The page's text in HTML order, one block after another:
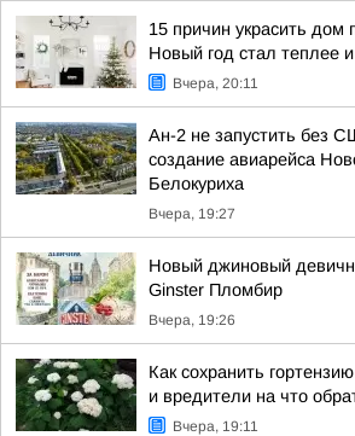
15 причин украсить дом
Новый год стал теплее
Вчера, 20:11
Ан-2 не запустить без
создание авиарейса
Белокуриха
Вчера, 19:27
Новый джиновый
Ginster Пломбир
Вчера, 19:26
Как сохранить
и вредители на что
Вчера, 19:11